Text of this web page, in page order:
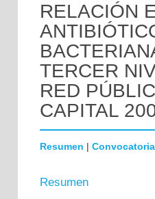
RELACIÓN
TERCER
RED
CAPITAL
Resumen | Convocatoria
Resumen